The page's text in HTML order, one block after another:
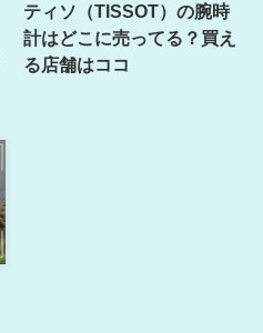
ティソ（TISSOT）の腕時
計はどこに売ってる？買え
る店舗はココ